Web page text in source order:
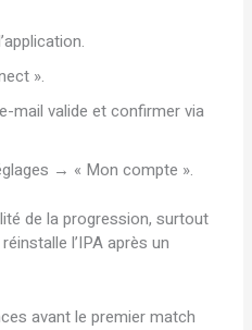
».
mail valide et confirmer via
→ « Mon compte ».
de la progression, surtout
l’IPA après un
avant le premier match